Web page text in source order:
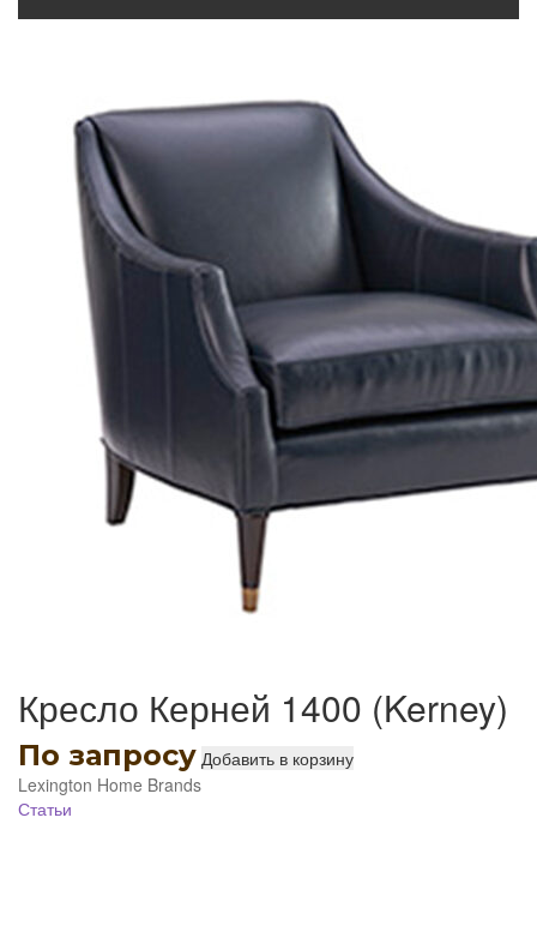
Кресло Керней 1400 (Kerney)
По запросу Добавить в корзину
Lexington Home Brands
Статьи